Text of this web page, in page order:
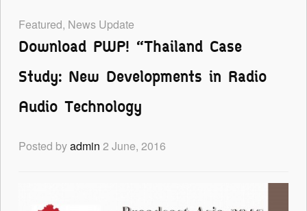
Featured, News Update
Download PWP! “Thailand Case
Study: New Developments in Radio
Audio Technology
Posted byadmin 2 June, 2016